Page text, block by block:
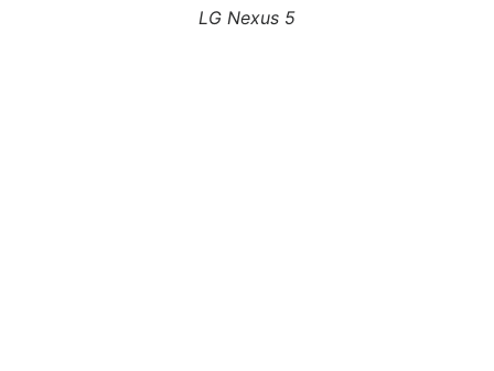
LG Nexus 5